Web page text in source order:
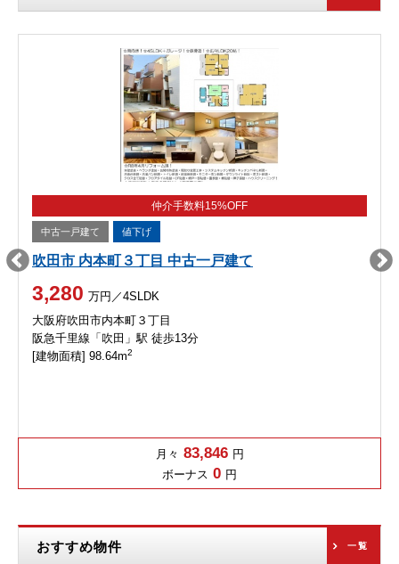
仲介手数料15%OFF
中古一戸建て 値下げ
吹田市 内本町３丁目 中古一戸建て
3,280 万円／4SLDK
大阪府吹田市内本町３丁目
阪急千里線「吹田」駅 徒歩13分
[建物面積] 98.64m2
月々 83,846 円
ボーナス 0 円
おすすめ物件 一覧